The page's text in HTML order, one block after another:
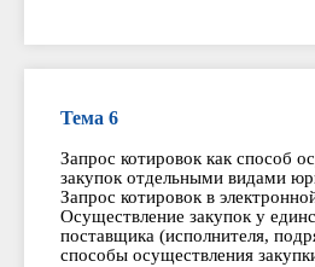
Тема 6
Запрос котировок как способ
закупок отдельными видами
Запрос котировок в
Осуществление закупок у
поставщика (исполнителя,
способы осуществления